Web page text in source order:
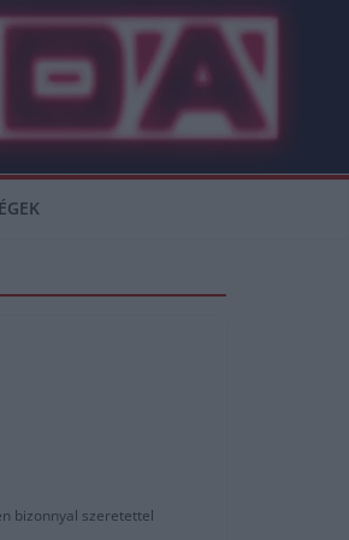
bizonnyal szeretettel